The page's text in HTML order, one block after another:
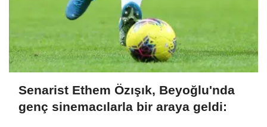
Senarist Ethem Özışık, Beyoğlu'nda
genç sinemacılarla bir araya geldi: